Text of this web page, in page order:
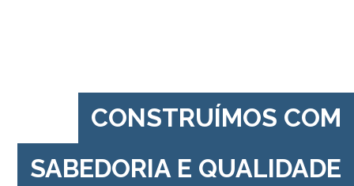
CONSTRUÍMOS COM
SABEDORIA E QUALIDADE